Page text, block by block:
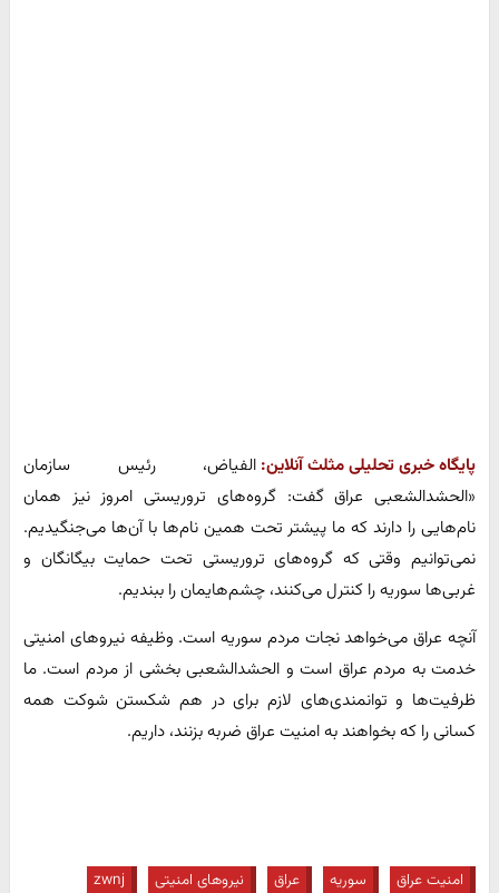
پایگاه خبری تحلیلی مثلث آنلاین: الفیاض، رئیس سازمان
«الحشدالشعبی عراق گفت: گروه‌های تروریستی امروز نیز همان
نام‌هایی را دارند که ما پیشتر تحت همین نام‌ها با آن‌ها می‌جنگیدیم.
نمی‌توانیم وقتی که گروه‌های تروریستی تحت حمایت بیگانگان و
غربی‌ها سوریه را کنترل می‌کنند، چشم‌هایمان را ببندیم.
آنچه عراق می‌خواهد نجات مردم سوریه است. وظیفه نیروهای امنیتی
خدمت به مردم عراق است و الحشدالشعبی بخشی از مردم است. ما
ظرفیت‌ها و توانمندی‌های لازم برای در هم شکستن شوکت همه
کسانی را که بخواهند به امنیت عراق ضربه بزنند، داریم.
امنیت عراق سوریه عراق نیروهای امنیتی zwnj